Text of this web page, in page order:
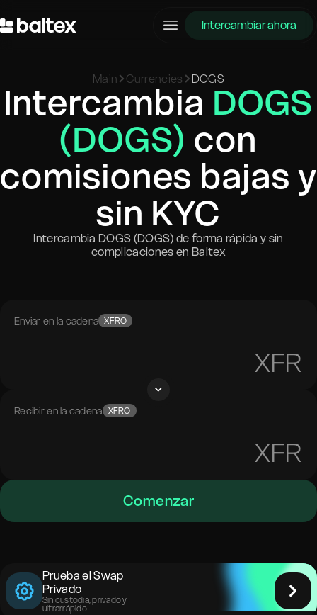
Intercambiar ahora
Main Currencies DOGS
Intercambia DOGS
(DOGS) con
comisiones bajas y
sin KYC
Intercambia DOGS (DOGS) de forma rápida y sin
complicaciones en Baltex
Enviar en la cadena XFRO
XFR
Recibir en la cadena XFRO
XFR
Comenzar
Prueba el Swap
Privado
Sin custodia, privado y
ultrarrápido